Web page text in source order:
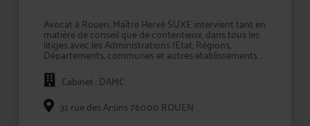
Avocat à Rouen, Maître Hervé SUXE intervient tant en
matière de conseil que de contentieux, dans tous les
litiges avec les Administrations (Etat, Régions,
Départements, communes et autres établissements
publics).
Maître SUXE intervient à la fois comme conseil en
amont des conflits, et comme avocat chargé
d'assurer la défense de vos intérêts devant les
tribunaux, que ce soit en défense, ou pour engager
Cabinet : DAMC
31 rue des Arsins 76000 ROUEN